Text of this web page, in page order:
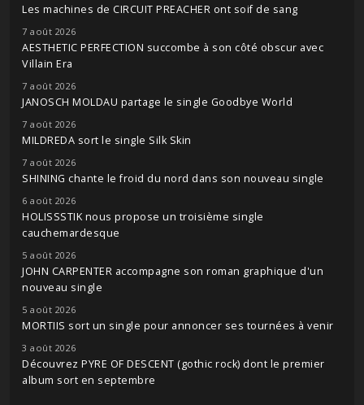
Les machines de CIRCUIT PREACHER ont soif de sang
7 août 2026
AESTHETIC PERFECTION succombe à son côté obscur avec
Villain Era
7 août 2026
JANOSCH MOLDAU partage le single Goodbye World
7 août 2026
MILDREDA sort le single Silk Skin
7 août 2026
SHINING chante le froid du nord dans son nouveau single
6 août 2026
HOLISSSTIK nous propose un troisième single
cauchemardesque
5 août 2026
JOHN CARPENTER accompagne son roman graphique d'un
nouveau single
5 août 2026
MORTIIS sort un single pour annoncer ses tournées à venir
3 août 2026
Découvrez PYRE OF DESCENT (gothic rock) dont le premier
album sort en septembre